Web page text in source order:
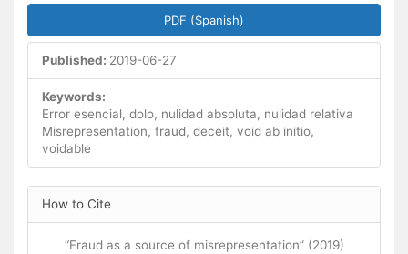
Article
Sidebar
PDF (Spanish)
Published: 2019-06-27
Keywords:
Error esencial, dolo, nulidad absoluta, nulidad relativa
Misrepresentation, fraud, deceit, void ab initio,
voidable
Article
Details
How to Cite
“Fraud as a source of misrepresentation” (2019)